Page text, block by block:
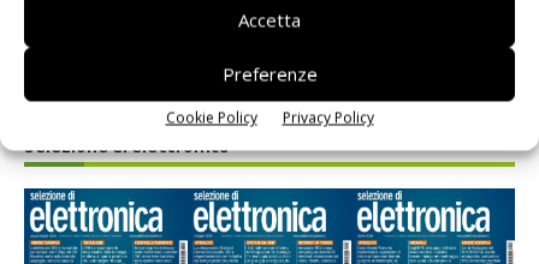
Accetta
Preferenze
Cookie Policy Privacy Policy
Selezione di elettronica